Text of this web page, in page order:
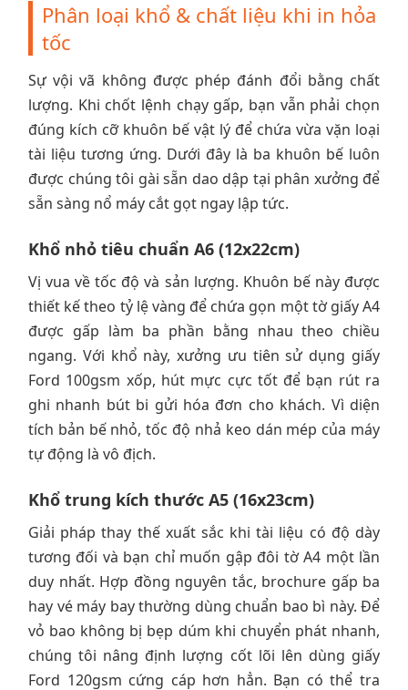
Phân loại khổ & chất liệu khi in hỏa
tốc
Sự vội vã không được phép đánh đổi bằng chất
lượng. Khi chốt lệnh chạy gấp, bạn vẫn phải chọn
đúng kích cỡ khuôn bế vật lý để chứa vừa vặn loại
tài liệu tương ứng. Dưới đây là ba khuôn bế luôn
được chúng tôi gài sẵn dao dập tại phân xưởng để
sẵn sàng nổ máy cắt gọt ngay lập tức.
Khổ nhỏ tiêu chuẩn A6 (12x22cm)
Vị vua về tốc độ và sản lượng. Khuôn bế này được
thiết kế theo tỷ lệ vàng để chứa gọn một tờ giấy A4
được gấp làm ba phần bằng nhau theo chiều
ngang. Với khổ này, xưởng ưu tiên sử dụng giấy
Ford 100gsm xốp, hút mực cực tốt để bạn rút ra
ghi nhanh bút bi gửi hóa đơn cho khách. Vì diện
tích bản bế nhỏ, tốc độ nhả keo dán mép của máy
tự động là vô địch.
Khổ trung kích thước A5 (16x23cm)
Giải pháp thay thế xuất sắc khi tài liệu có độ dày
tương đối và bạn chỉ muốn gập đôi tờ A4 một lần
duy nhất. Hợp đồng nguyên tắc, brochure gấp ba
hay vé máy bay thường dùng chuẩn bao bì này. Để
vỏ bao không bị bẹp dúm khi chuyển phát nhanh,
chúng tôi nâng định lượng cốt lõi lên dùng giấy
Ford 120gsm cứng cáp hơn hẳn. Bạn có thể tra